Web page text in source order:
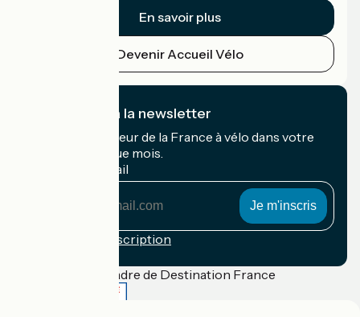
En savoir plus
Devenir Accueil Vélo
Je m'abonne à la newsletter
Recevez le meilleur de la France à vélo dans votre
boîte mail chaque mois.
Mon adresse mail
Conditions d'inscription
Financé dans le cadre de Destination France